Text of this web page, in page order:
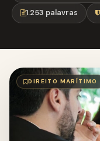
1.253 palavras
DIREITO MARÍTIMO